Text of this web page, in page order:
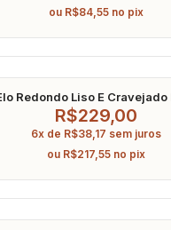
ou R$84,55 no pix
Redondo Liso E Cravejado
R$229,00
6x de R$38,17 sem juros
ou R$217,55 no pix